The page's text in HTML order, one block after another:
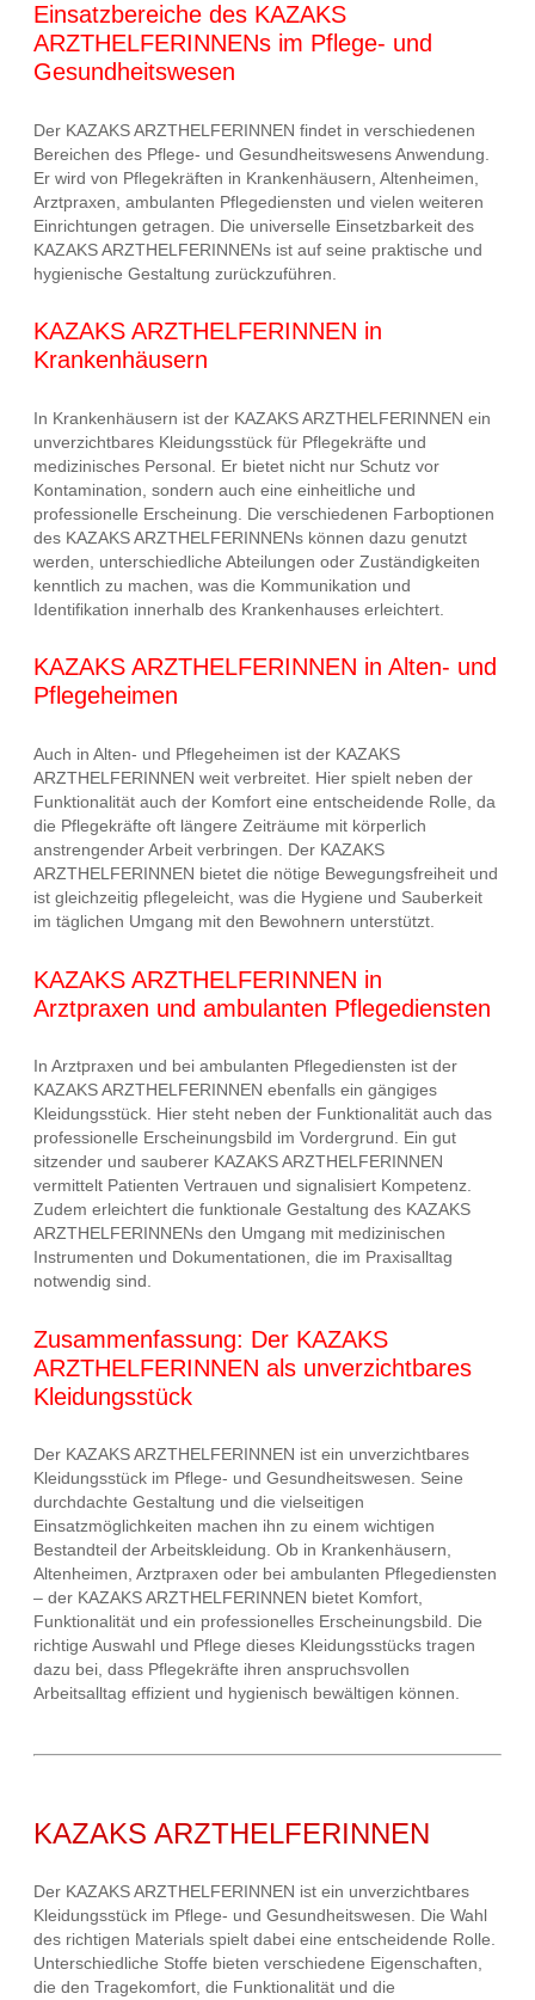
Einsatzbereiche des KAZAKS
ARZTHELFERINNENs im Pflege- und
Gesundheitswesen
Der KAZAKS ARZTHELFERINNEN findet in verschiedenen
Bereichen des Pflege- und Gesundheitswesens Anwendung.
Er wird von Pflegekräften in Krankenhäusern, Altenheimen,
Arztpraxen, ambulanten Pflegediensten und vielen weiteren
Einrichtungen getragen. Die universelle Einsetzbarkeit des
KAZAKS ARZTHELFERINNENs ist auf seine praktische und
hygienische Gestaltung zurückzuführen.
KAZAKS ARZTHELFERINNEN in
Krankenhäusern
In Krankenhäusern ist der KAZAKS ARZTHELFERINNEN ein
unverzichtbares Kleidungsstück für Pflegekräfte und
medizinisches Personal. Er bietet nicht nur Schutz vor
Kontamination, sondern auch eine einheitliche und
professionelle Erscheinung. Die verschiedenen Farboptionen
des KAZAKS ARZTHELFERINNENs können dazu genutzt
werden, unterschiedliche Abteilungen oder Zuständigkeiten
kenntlich zu machen, was die Kommunikation und
Identifikation innerhalb des Krankenhauses erleichtert.
KAZAKS ARZTHELFERINNEN in Alten- und
Pflegeheimen
Auch in Alten- und Pflegeheimen ist der KAZAKS
ARZTHELFERINNEN weit verbreitet. Hier spielt neben der
Funktionalität auch der Komfort eine entscheidende Rolle, da
die Pflegekräfte oft längere Zeiträume mit körperlich
anstrengender Arbeit verbringen. Der KAZAKS
ARZTHELFERINNEN bietet die nötige Bewegungsfreiheit und
ist gleichzeitig pflegeleicht, was die Hygiene und Sauberkeit
im täglichen Umgang mit den Bewohnern unterstützt.
KAZAKS ARZTHELFERINNEN in
Arztpraxen und ambulanten Pflegediensten
In Arztpraxen und bei ambulanten Pflegediensten ist der
KAZAKS ARZTHELFERINNEN ebenfalls ein gängiges
Kleidungsstück. Hier steht neben der Funktionalität auch das
professionelle Erscheinungsbild im Vordergrund. Ein gut
sitzender und sauberer KAZAKS ARZTHELFERINNEN
vermittelt Patienten Vertrauen und signalisiert Kompetenz.
Zudem erleichtert die funktionale Gestaltung des KAZAKS
ARZTHELFERINNENs den Umgang mit medizinischen
Instrumenten und Dokumentationen, die im Praxisalltag
notwendig sind.
Zusammenfassung: Der KAZAKS
ARZTHELFERINNEN als unverzichtbares
Kleidungsstück
Der KAZAKS ARZTHELFERINNEN ist ein unverzichtbares
Kleidungsstück im Pflege- und Gesundheitswesen. Seine
durchdachte Gestaltung und die vielseitigen
Einsatzmöglichkeiten machen ihn zu einem wichtigen
Bestandteil der Arbeitskleidung. Ob in Krankenhäusern,
Altenheimen, Arztpraxen oder bei ambulanten Pflegediensten
– der KAZAKS ARZTHELFERINNEN bietet Komfort,
Funktionalität und ein professionelles Erscheinungsbild. Die
richtige Auswahl und Pflege dieses Kleidungsstücks tragen
dazu bei, dass Pflegekräfte ihren anspruchsvollen
Arbeitsalltag effizient und hygienisch bewältigen können.
KAZAKS ARZTHELFERINNEN
Der KAZAKS ARZTHELFERINNEN ist ein unverzichtbares
Kleidungsstück im Pflege- und Gesundheitswesen. Die Wahl
des richtigen Materials spielt dabei eine entscheidende Rolle.
Unterschiedliche Stoffe bieten verschiedene Eigenschaften,
die den Tragekomfort, die Funktionalität und die